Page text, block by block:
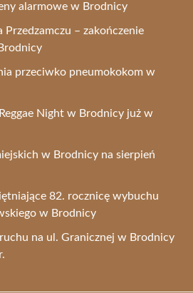
alarmowe w Brodnicy
– zakończenie
przeciwko pneumokokom w
Night w Brodnicy już w
w Brodnicy na sierpień
82. rocznicę wybuchu
w Brodnicy
na ul. Granicznej w Brodnicy